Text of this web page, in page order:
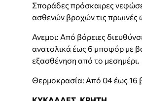
Σποράδες πρόσκαιρες
ασθενών βροχών τις πρωινές
Ανεμοι: Από βόρειες
ανατολικά έως 6 μποφόρ με
εξασθένηση από το μεσημέρι.
Θερμοκρασία: Από 04 έως 16